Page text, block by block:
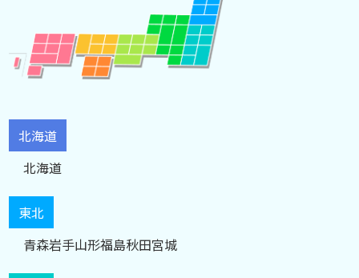
北海道
北海道
東北
青森岩手山形福島秋田宮城